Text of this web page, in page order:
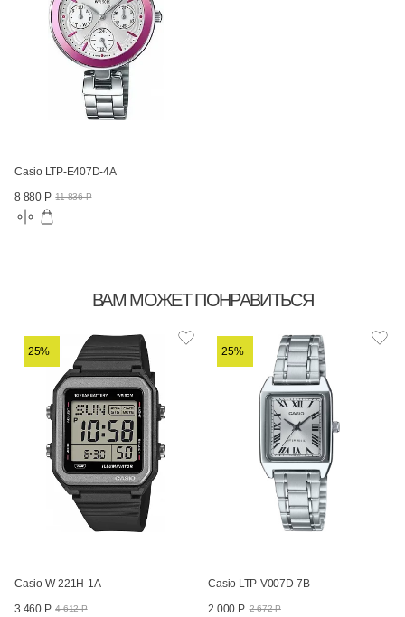
Casio LTP-E407D-4A
8 880 Р 11 836 Р
ВАМ МОЖЕТ ПОНРАВИТЬСЯ
25%
Casio W-221H-1A
3 460 Р 4 612 Р
25%
Casio LTP-V007D-7B
2 000 Р 2 672 Р